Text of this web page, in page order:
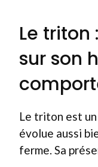
Le
sur son
Le triton est
évolue aussi
ferme. Sa